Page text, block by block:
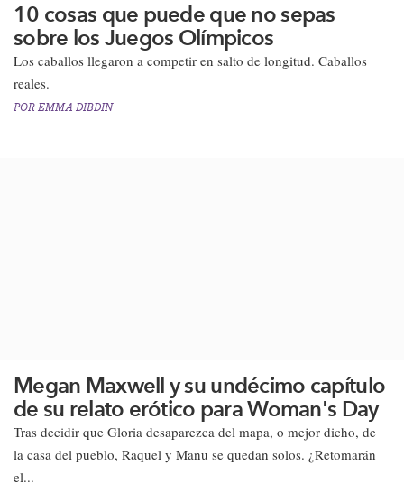
10 cosas que puede que no sepas
sobre los Juegos Olímpicos
Los caballos llegaron a competir en salto de longitud. Caballos
reales.​
POR EMMA DIBDIN
Megan Maxwell y su undécimo capítulo
de su relato erótico para Woman's Day
Tras decidir que Gloria desaparezca del mapa, o mejor dicho, ​de
la casa del pueblo, Raquel y Manu se quedan solos. ¿Retomarán
el...